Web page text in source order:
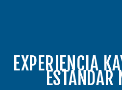
EXPERIENCIA
ESTÁNDAR